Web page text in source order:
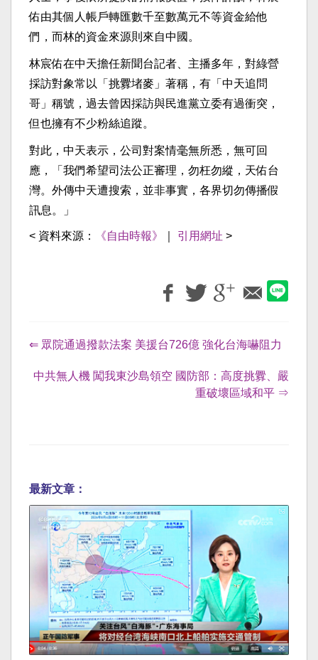
佑由其個人帳戶轉匯數千至數萬元不等資金給他
們，而林的資金來源則來自中國。
林宸佑在中天擔任新聞台記者、主播多年，對綠營
採訪對象常以「挑釁堵麥」著稱，有「中天追問
哥」稱號，過去曾因採訪與民進黨立委有過衝突，
但也擁有不少粉絲追蹤。
對此，中天表示，公司對案情毫無所悉，無可回
應，「我們希望司法公正審理，勿枉勿縱，天佑台
灣。外傳中天遭搜索，並非事實，各界切勿傳播假
訊息。」
< 資料來源： 《自由時報》 引用網址 >
⇐ 眾院通過撥款法案 美援台726億 強化台海嚇阻力
中共無人機 闖我東沙島領空 國防部：高度挑釁、嚴
重破壞區域和平 ⇒
最新文章：